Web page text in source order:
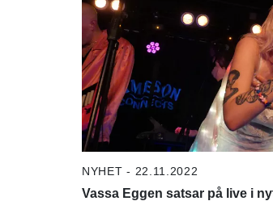
NYHET - 22.11.2022
Vassa Eggen satsar på live i